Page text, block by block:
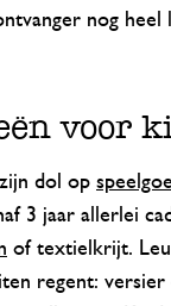
nog heel
voor
dol op
3 jaar allerlei
of textielkrijt.
regent: versier